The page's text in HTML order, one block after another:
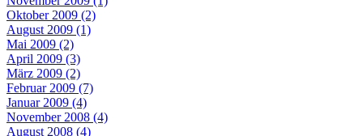
Oktober 2009 (2)
August 2009 (1)
Mai 2009 (2)
April 2009 (3)
März 2009 (2)
Februar 2009 (7)
Januar 2009 (4)
November 2008 (4)
August 2008 (4)